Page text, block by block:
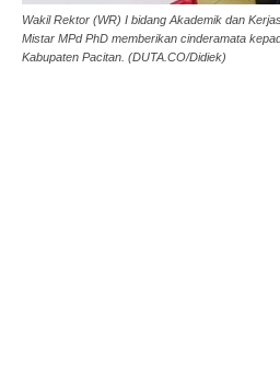
Wakil Rektor (WR) I bidang Akademik dan
Mistar MPd PhD memberikan cinderamata
Kabupaten Pacitan. (DUTA.CO/Didiek)